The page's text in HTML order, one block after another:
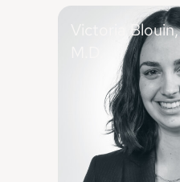
Victoria
Résidente en
(Montréal),